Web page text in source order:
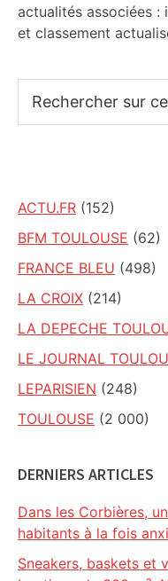
actualités associées :
et classement
sur
ACTU.FR (152)
BFM TOULOUSE (62)
FRANCE BLEU (498)
LA CROIX (214)
LA DEPECHE
LE JOURNAL
LEPARISIEN (248)
TOULOUSE (2 000)
DERNIERS ARTICLES
Dans les Corbières,
habitants à la fois
Sneakers, baskets et